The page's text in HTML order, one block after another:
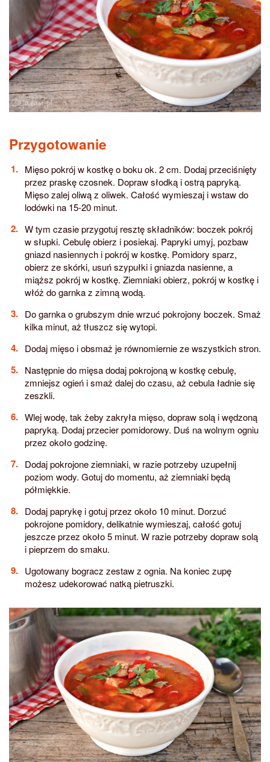
Przygotowanie
Mięso pokrój w kostkę o boku ok. 2 cm. Dodaj przeciśnięty
przez praskę czosnek. Dopraw słodką i ostrą papryką.
Mięso zalej oliwą z oliwek. Całość wymieszaj i wstaw do
lodówki na 15-20 minut.
W tym czasie przygotuj resztę składników: boczek pokrój
w słupki. Cebulę obierz i posiekaj. Papryki umyj, pozbaw
gniazd nasiennych i pokrój w kostkę. Pomidory sparz,
obierz ze skórki, usuń szypułki i gniazda nasienne, a
miąższ pokrój w kostkę. Ziemniaki obierz, pokrój w kostkę i
włóż do garnka z zimną wodą.
Do garnka o grubszym dnie wrzuć pokrojony boczek. Smaż
kilka minut, aż tłuszcz się wytopi.
Dodaj mięso i obsmaż je równomiernie ze wszystkich stron.
Następnie do mięsa dodaj pokrojoną w kostkę cebulę,
zmniejsz ogień i smaż dalej do czasu, aż cebula ładnie się
zeszkli.
Wlej wodę, tak żeby zakryła mięso, dopraw solą i wędzoną
papryką. Dodaj przecier pomidorowy. Duś na wolnym ogniu
przez około godzinę.
Dodaj pokrojone ziemniaki, w razie potrzeby uzupełnij
poziom wody. Gotuj do momentu, aż ziemniaki będą
półmiękkie.
Dodaj paprykę i gotuj przez około 10 minut. Dorzuć
pokrojone pomidory, delikatnie wymieszaj, całość gotuj
jeszcze przez około 5 minut. W razie potrzeby dopraw solą
i pieprzem do smaku.
Ugotowany bogracz zestaw z ognia. Na koniec zupę
możesz udekorować natką pietruszki.